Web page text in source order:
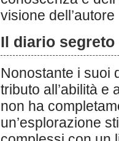
visione
Il diario
Nonostante i suoi
tributo all’abilità e
non ha
un’esplorazione